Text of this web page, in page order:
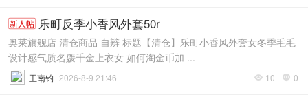
新人帖 乐町反季小香风外套50r
奥莱旗舰店 清仓商品 自辨 标题【清仓】乐町小香风外套女冬季毛毛
设计感气质名媛千金上衣女 如何淘金币加 ...
 10  0
王南钓 2026-8-9 21:46